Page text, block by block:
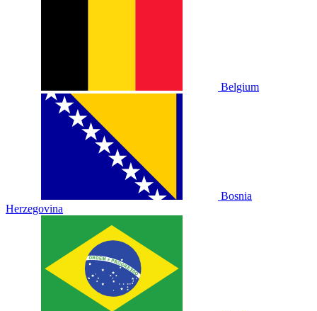
Belgium
Bosnia
Herzegovina